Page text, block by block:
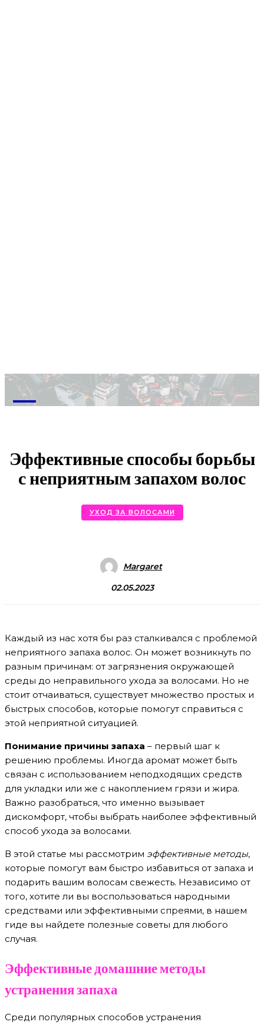
M
Эффективные способы борьбы
с неприятным запахом волос
УХОД ЗА ВОЛОСАМИ
Margaret
02.05.2023
Каждый из нас хотя бы раз сталкивался с проблемой
неприятного запаха волос. Он может возникнуть по
разным причинам: от загрязнения окружающей
среды до неправильного ухода за волосами. Но не
стоит отчаиваться, существует множество простых и
быстрых способов, которые помогут справиться с
этой неприятной ситуацией.
Понимание причины запаха – первый шаг к
решению проблемы. Иногда аромат может быть
связан с использованием неподходящих средств
для укладки или же с накоплением грязи и жира.
Важно разобраться, что именно вызывает
дискомфорт, чтобы выбрать наиболее эффективный
способ ухода за волосами.
В этой статье мы рассмотрим эффективные методы,
которые помогут вам быстро избавиться от запаха и
подарить вашим волосам свежесть. Независимо от
того, хотите ли вы воспользоваться народными
средствами или эффективными спреями, в нашем
гидe вы найдете полезные советы для любого
случая.
Эффективные домашние методы
устранения запаха
Среди популярных способов устранения